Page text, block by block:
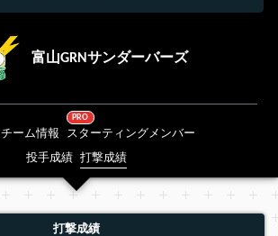
富山GRNサンダーバーズ
チーム情報
PRO
スターティングメンバー
投手成績 打撃成績
打撃成績